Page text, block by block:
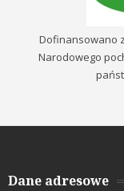
Dofinansowano
Narodowego
Dane adresowe